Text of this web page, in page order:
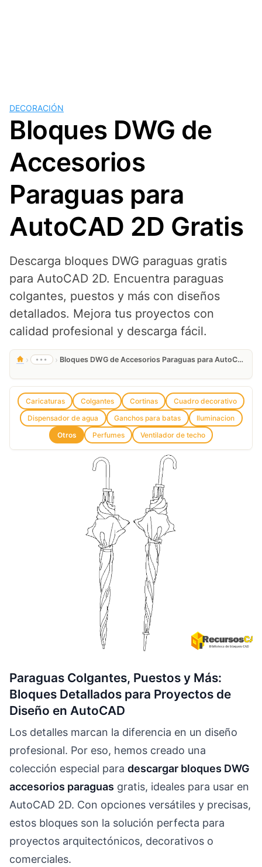
DECORACIÓN
Bloques DWG de
Accesorios
Paraguas para
AutoCAD 2D Gratis
Descarga bloques DWG paraguas gratis
para AutoCAD 2D. Encuentra paraguas
colgantes, puestos y más con diseños
detallados. Mejora tus proyectos con
calidad profesional y descarga fácil.
› ••• › Bloques DWG de Accesorios Paraguas para AutoCAD 2D Gratis
Caricaturas Colgantes Cortinas
Cuadro decorativo
Dispensador de agua
Ganchos para batas
Iluminacion
Otros
Perfumes Ventilador de techo
Paraguas Colgantes, Puestos y Más:
Bloques Detallados para Proyectos de
Diseño en AutoCAD
Los detalles marcan la diferencia en un diseño
profesional. Por eso, hemos creado una
colección especial para descargar bloques DWG
accesorios paraguas gratis, ideales para usar en
AutoCAD 2D. Con opciones versátiles y precisas,
estos bloques son la solución perfecta para
proyectos arquitectónicos, decorativos o
comerciales.